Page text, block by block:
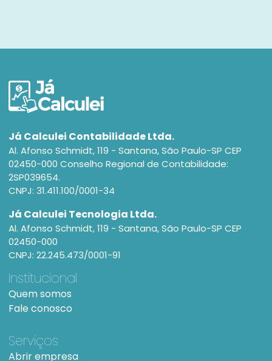
Já Calculei Contabilidade Ltda.
Al. Afonso Schmidt, 119 - Santana, São Paulo-SP CEP
02450-000 Conselho Regional de Contabilidade:
2SP039654.
CNPJ: 31.411.100/0001-34
Já Calculei Tecnologia Ltda.
Al. Afonso Schmidt, 119 - Santana, São Paulo-SP CEP
02450-000
CNPJ: 22.245.473/0001-91
Institucional
Quem somos
Fale conosco
Serviços
Abrir empresa